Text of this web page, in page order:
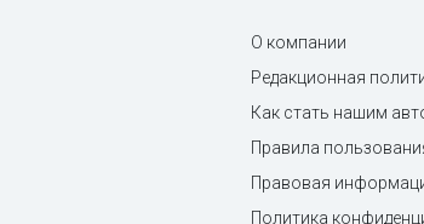
О компании
Редакционная
Как стать нашим
Правила
Правовая
Политика